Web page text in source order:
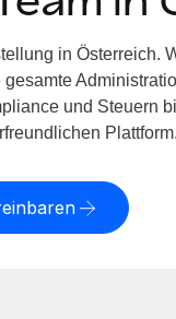
in Österreich.
gesamte
und Steuern
Plattform.